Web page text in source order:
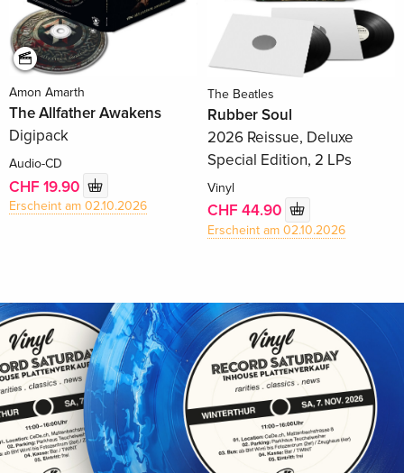
Amon Amarth
The Allfather Awakens
Digipack
Audio-CD
CHF 19.90
Erscheint am 02.10.2026
The Beatles
Rubber Soul
2026 Reissue, Deluxe
Special Edition, 2 LPs
Vinyl
CHF 44.90
Erscheint am 02.10.2026